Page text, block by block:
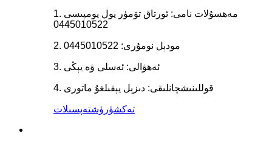
1. مەھسۇلات نامى: ئورتاق تۆمۈر يول پومپىسى
0445010522
2. مودېل نومۇرى: 0445010522
3. ئەھۋالى: ئەسلى ۋە يېڭى
4. قوللىنىشچانلىقى: دىزېل يېقىلغۇ ماتورى
تەكشۈرۈشتەپسىلات